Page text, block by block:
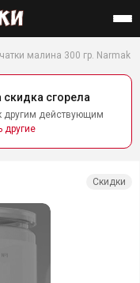
Найти
малина 300 гр. Narmak
сгорела
другим действующим
другие
Скидки